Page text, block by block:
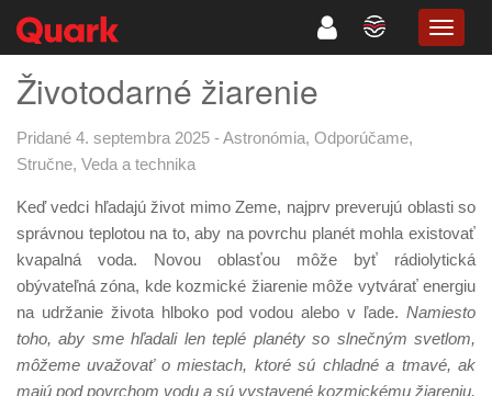
Životodarné žiarenie
Pridané 4. septembra 2025 -Astronómia, Odporúčame,
Stručne, Veda a technika
Keď vedci hľadajú život mimo Zeme, najprv preverujú oblasti so
správnou teplotou na to, aby na povrchu planét mohla existovať
kvapalná voda. Novou oblasťou môže byť rádiolytická
obývateľná zóna, kde kozmické žiarenie môže vytvárať energiu
na udržanie života hlboko pod vodou alebo v ľade. Namiesto
toho, aby sme hľadali len teplé planéty so slnečným svetlom,
môžeme uvažovať o miestach, ktoré sú chladné a tmavé, ak
majú pod povrchom vodu a sú vystavené kozmickému žiareniu,